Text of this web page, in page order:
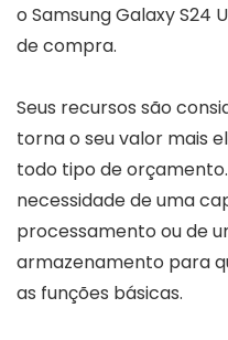
o Samsung Galaxy S24
de compra.
Seus recursos são
torna o seu valor mais
todo tipo de
necessidade de uma
processamento ou de
armazenamento para
as funções básicas.